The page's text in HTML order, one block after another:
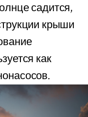
садится,
крыши
как